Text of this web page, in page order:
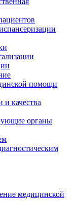
помощи
и качества
органы
медицинской